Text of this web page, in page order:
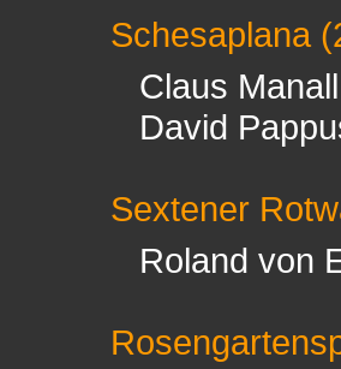
Schesaplana
Claus Manall
David
Sextener
Roland von